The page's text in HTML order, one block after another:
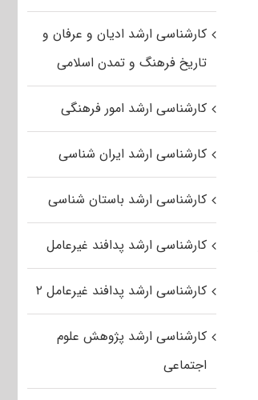
کارشناسی ارشد ادیان و عرفان و
تاریخ فرهنگ و تمدن اسلامی
کارشناسی ارشد امور فرهنگی
کارشناسی ارشد ایران شناسی
کارشناسی ارشد باستان شناسی
کارشناسی ارشد پدافند غیرعامل
کارشناسی ارشد پدافند غیرعامل ۲
کارشناسی ارشد پژوهش علوم
اجتماعی